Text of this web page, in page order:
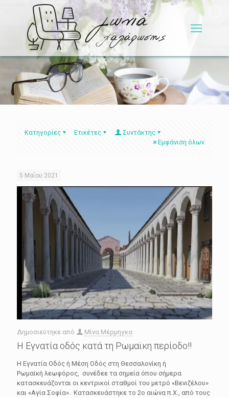
Κατηγορίες Ετικέτες
Συντάκτης
Εμφάνιση όλων
5 Μαΐου 2021
Δημοσιεύτηκε από Μίνα Μέρμηγκα
Η Εγνατία οδός κατά τη Ρωμαϊκη περίοδο!!
Η Εγνατία Οδός ή Μέση Οδός στη Θεσσαλονίκη ή
Ρωμαϊκή λεωφόρος, συνέδεε τα σημεία όπου σήμερα
κατασκευάζονται οι κεντρικοί σταθμοί του μετρό «Βενιζέλου»
και «Αγία Σοφία». Κατασκευάστηκε το 2ο αιώνα π.Χ., από τους